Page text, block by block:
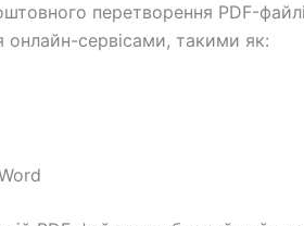
перетворення PDF-
сервісами, такими як: